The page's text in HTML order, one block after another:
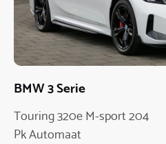
BMW 3 Serie
Touring 320e M-sport 204
Pk Automaat